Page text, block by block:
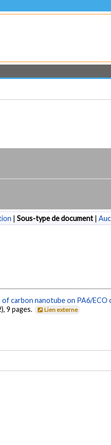
| Sous-type de document |
carbon nanotube on PA6/
9 pages. Lien externe